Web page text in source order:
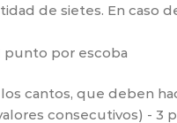
de sietes. En
punto por escoba
cantos, que deben
consecutivos) - 3